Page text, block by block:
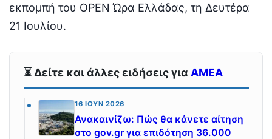
εκπομπή του OPEN Ώρα Ελλάδας, τη Δευτέρα
21 Ιουλίου.
⏳ Δείτε και άλλες ειδήσεις για ΑΜΕΑ
16 ΙΟΎΝ 2026
Ανακαινίζω: Πώς θα κάνετε αίτηση
στο gov.gr για επιδότηση 36.000